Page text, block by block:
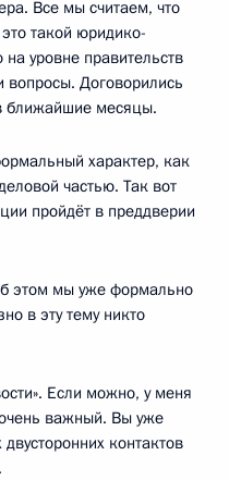
Все мы считаем, что
такой юридико-
уровне правительств
вопросы. Договорились
ближайшие месяцы.
характер, как
частью. Так вот
пройдёт в преддверии
этом мы уже формально
в эту тему никто
Если можно, у меня
важный. Вы уже
контактов